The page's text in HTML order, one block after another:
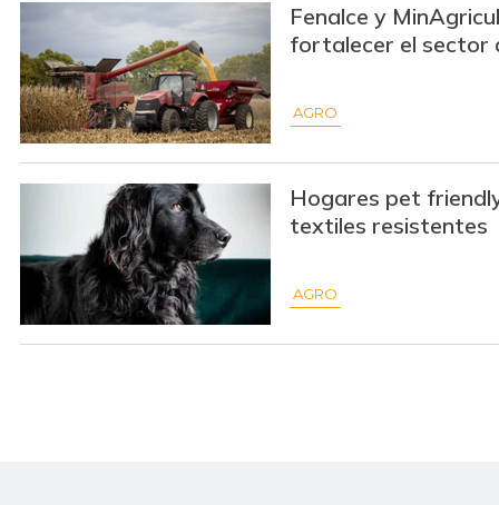
Fenalce y
fortalecer el sector
AGRO
Hogares pet
textiles resistentes
AGRO